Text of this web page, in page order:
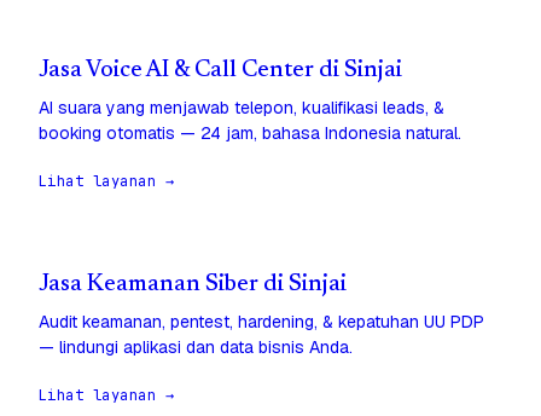
Jasa Voice AI & Call Center di Sinjai
AI suara yang menjawab telepon, kualifikasi leads, &
booking otomatis — 24 jam, bahasa Indonesia natural.
Lihat layanan →
Jasa Keamanan Siber di Sinjai
Audit keamanan, pentest, hardening, & kepatuhan UU PDP
— lindungi aplikasi dan data bisnis Anda.
Lihat layanan →